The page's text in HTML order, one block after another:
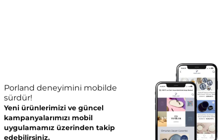
Porland deneyimini mobilde
sürdür!
Yeni ürünlerimizi ve güncel
kampanyalarımızı mobil
uygulamamız üzerinden takip
edebilirsiniz.